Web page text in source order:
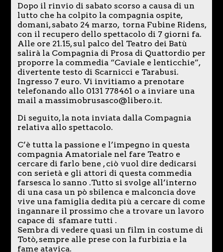
Dopo il rinvio di sabato scorso a causa di un
lutto che ha colpito la compagnia ospite,
domani, sabato 24 marzo, torna Fubine Ridens,
con il recupero dello spettacolo di 7 giorni fa.
Alle ore 21.15, sul palco del Teatro dei Batù
salirà la Compagnia di Prosa di Quattordio per
proporre la commedia “Caviale e lenticchie”,
divertente testo di Scarnicci e Tarabusi.
Ingresso 7 euro. Vi invitiamo a prenotare
telefonando allo 0131 778461 o a inviare una
mail a massimobrusasco@libero.it.
Di seguito, la nota inviata dalla Compagnia
relativa allo spettacolo.
C’è tutta la passione e l’impegno in questa
compagnia Amatoriale nel fare Teatro e
cercare di farlo bene , ciò vuol dire dedicarsi
con serietà e gli attori di questa commedia
farsesca lo sanno .Tutto si svolge all’interno
di una casa un pò sbilenca e malconcia dove
vive una famiglia dedita più a cercare di come
ingannare il prossimo che a trovare un lavoro
capace di sfamare tutti .
Sembra di vedere quasi un film in costume di
Totò, sempre alle prese con la furbizia e la
fame atavica.